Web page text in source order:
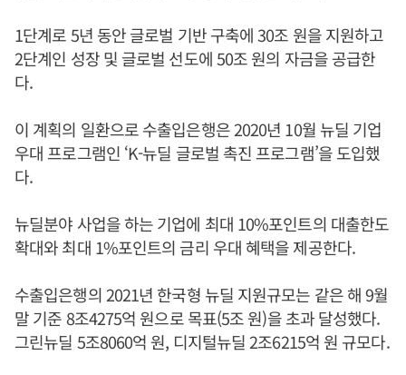
1단계로 5년 동안 글로벌 기반 구축에 30조 원을 지원하고
2단계인 성장 및 글로벌 선도에 50조 원의 자금을 공급한
다.
이 계획의 일환으로 수출입은행은 2020년 10월 뉴딜 기업
우대 프로그램인 ‘K-뉴딜 글로벌 촉진 프로그램’을 도입했
다.
뉴딜분야 사업을 하는 기업에 최대 10%포인트의 대출한도
확대와 최대 1%포인트의 금리 우대 혜택을 제공한다.
수출입은행의 2021년 한국형 뉴딜 지원규모는 같은 해 9월
말 기준 8조4275억 원으로 목표(5조 원)을 초과 달성했다.
그린뉴딜 5조8060억 원, 디지털뉴딜 2조6215억 원 규모다.